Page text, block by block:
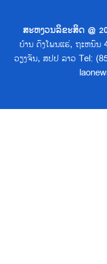
ສະຫງວນລິຂະສິດ @
ບ້ານ ດົງໂພນແຮ່, ຖະຫນົນ
ວຽງຈັນ, ສປປ ລາວ Tel: